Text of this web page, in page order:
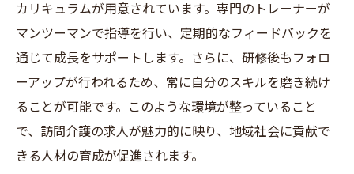
カリキュラムが用意されています。専門のトレーナーが
マンツーマンで指導を行い、定期的なフィードバックを
通じて成長をサポートします。さらに、研修後もフォロ
ーアップが行われるため、常に自分のスキルを磨き続け
ることが可能です。このような環境が整っていること
で、訪問介護の求人が魅力的に映り、地域社会に貢献で
きる人材の育成が促進されます。